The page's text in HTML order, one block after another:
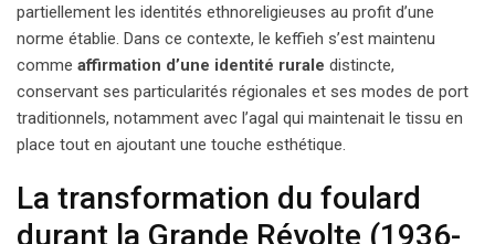
partiellement les identités ethnoreligieuses au profit d’une
norme établie. Dans ce contexte, le keffieh s’est maintenu
comme affirmation d’une identité rurale distincte,
conservant ses particularités régionales et ses modes de port
traditionnels, notamment avec l’agal qui maintenait le tissu en
place tout en ajoutant une touche esthétique.
La transformation du foulard
durant la Grande Révolte (1936-